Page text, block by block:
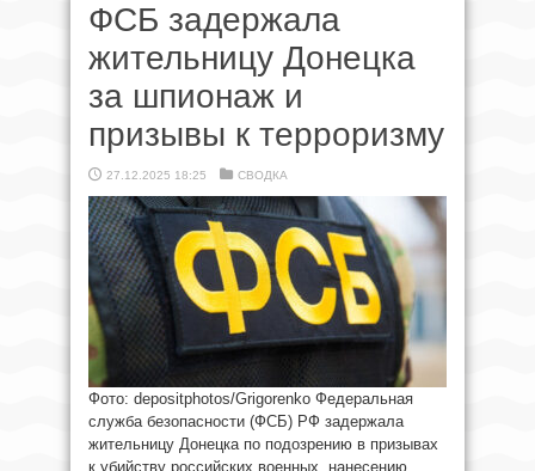
ФСБ задержала
жительницу Донецка
за шпионаж и
призывы к терроризму
27.12.2025 18:25 СВОДКА
Фото: depositphotos/Grigorenko Федеральная
служба безопасности (ФСБ) РФ задержала
жительницу Донецка по подозрению в призывах
к убийству российских военных, нанесению